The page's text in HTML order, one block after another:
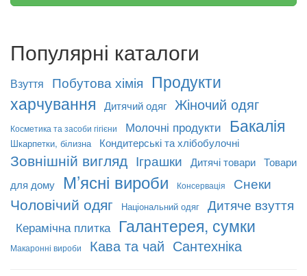
Популярні каталоги
Взуття Побутова хімія Продукти
харчування
Дитячий одяг Жіночий одяг
Косметика та засоби гігієни Молочні продукти Бакалія
Шкарпетки, білизна Кондитерські та хлібобулочні
Зовнішній вигляд Іграшки Дитячі товари Товари
для дому
М’ясні вироби Консервація Снеки
Чоловічий одяг Національний одяг Дитяче взуття
Керамічна плитка Галантерея, сумки
Макаронні вироби Кава та чай Сантехніка